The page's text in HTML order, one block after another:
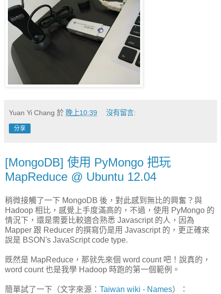
Yuan Yi Chang 於 晚上10:39 沒有留言:
分享
[MongoDB] 使用 PyMongo 把玩
MapReduce @ Ubuntu 12.04
稍微接觸了一下 MongoDB 後，對此感到無比的興奮？與
Hadoop 相比，感覺上手度滿高的，不過，使用 PyMongo 的
情況下，還是需要比較適合熟悉 Javascript 的人，因為
Mapper 跟 Reducer 的撰寫仍是用 Javascript 的，更正確來
說是 BSON's JavaScript code type.
既然是 MapReduce，那就先來個 word count 吧！說真的，
word count 也是我學 Hadoop 時跑的第一個範例。
簡單試了一下（文字來源： Taiwan wiki - Names）：